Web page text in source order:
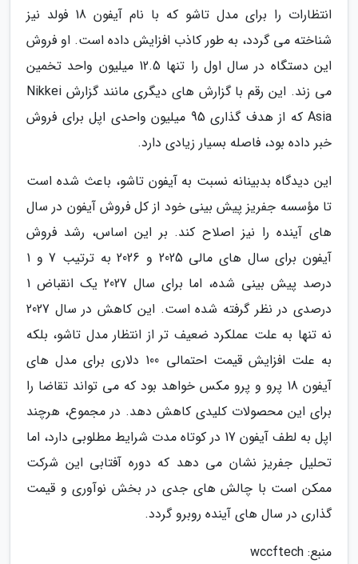
انتظارات را برای مدل تاشو که با نام آیفون 18 فولد نیز
شناخته می گردد، به طور کاذب افزایش داده است. او فروش
این دستگاه در سال اول را تنها 12.5 میلیون واحد تخمین
می زند. این رقم با گزارش های دیگری مانند گزارش Nikkei
Asia که از هدف گذاری 95 میلیون واحدی اپل برای فروش
خبر داده بود، فاصله بسیار زیادی دارد.
این دیدگاه بدبینانه نسبت به آیفون تاشو، باعث شده است
تا مؤسسه جفریز پیش بینی خود از کل فروش آیفون در سال
های آینده را نیز اصلاح کند. بر این اساس، رشد فروش
آیفون برای سال های مالی 2025 و 2026 به ترتیب 7 و 1
درصد پیش بینی شده، اما برای سال 2027 یک انقباض 1
درصدی در نظر گرفته شده است. این کاهش در سال 2027
نه تنها به علت عملکرد ضعیف تر از انتظار مدل تاشو، بلکه
به علت افزایش قیمت احتمالی 100 دلاری برای مدل های
آیفون 18 پرو و پرو مکس خواهد بود که می تواند تقاضا را
برای این محصولات کلیدی کاهش دهد. در مجموع، هرچند
اپل به لطف آیفون 17 در کوتاه مدت شرایط مطلوبی دارد، اما
تحلیل جفریز نشان می دهد که دوره آفتابی این شرکت
ممکن است با چالش های جدی در بخش نوآوری و قیمت
گذاری در سال های آینده روبرو گردد.
منبع: wccftech